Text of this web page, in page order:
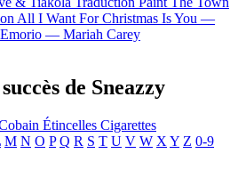
All I Want For Christmas Is You —
Emorio — Mariah Carey
de Sneazzy
Étincelles Cigarettes
M N O P Q R S T U V W X Y Z 0-9